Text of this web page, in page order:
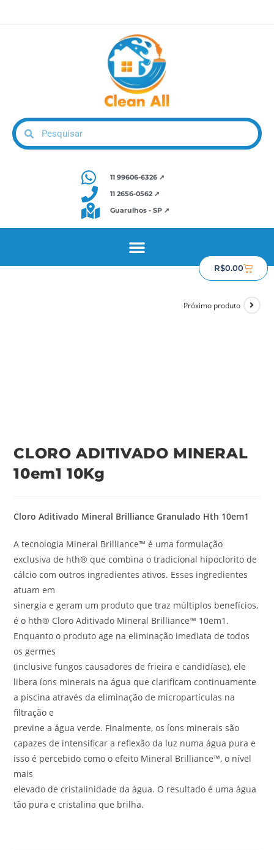
11 99606-6326 ➚
11 2656-0562 ➚
Guarulhos - SP ➚
R$0.00
Próximo produto
CLORO ADITIVADO MINERAL
10em1 10Kg
Cloro Aditivado Mineral Brilliance Granulado Hth 10em1
A tecnologia Mineral Brilliance™ é uma formulação
exclusiva de hth® que combina o tradicional hipoclorito de
cálcio com outros ingredientes ativos. Esses ingredientes
atuam em
sinergia e geram um produto que traz múltiplos benefícios,
é o hth® Cloro Aditivado Mineral Brilliance™ 10em1.
Enquanto o produto age na eliminação imediata de todos
os germes
(inclusive fungos causadores de frieira e candidíase), ele
libera íons minerais na água que clarificam continuamente
a piscina através da eliminação de micropartículas na
filtração e
previne a água verde. Finalmente, os íons minerais são
capazes de intensificar a reflexão da luz numa água pura e
isso é percebido como o efeito Mineral Brilliance™, o nível
mais
elevado de cristalinidade da água. O resultado é uma água
tão pura e cristalina que brilha.